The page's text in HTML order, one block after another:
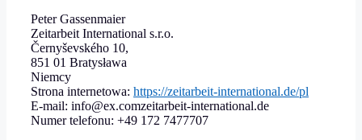
Peter Gassenmaier
Zeitarbeit International s.r.o.
Černyševského 10,
851 01 Bratysława
Niemcy
Strona internetowa: https://zeitarbeit-international.de/pl
E-mail: info@ex.comzeitarbeit-international.de
Numer telefonu: +49 172 7477707